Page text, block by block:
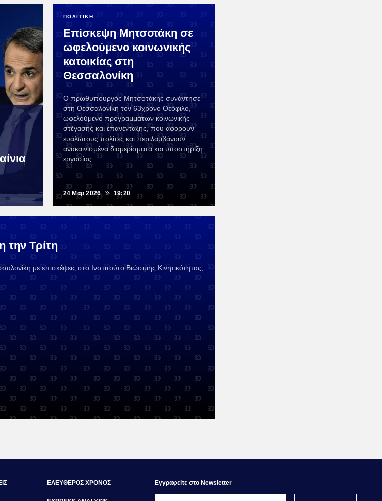
ΠΟΛΙΤΙΚΗ
Επίσκεψη Μητσοτάκη σε
ωφελούμενο κοινωνικής
κατοικίας στη
Θεσσαλονίκη
Ο πρωθυπουργός Μητσοτάκης συνάντησε
στη Θεσσαλονίκη τον 63χρονο Θεόφιλο,
ωφελούμενο προγραμμάτων κοινωνικής
στέγασης και επανένταξης, που αφορούν
ευάλωτους πολίτες και περιλαμβάνουν
ανακαινισμένα διαμερίσματα και υποστήριξη
εργασίας.
24 Μαρ 2026 19:20
την Τρίτη
με επισκέψεις στο Ινστιτούτο Βιώσιμης Κινητικότητας,
ΕΛΕΥΘΕΡΟΣ ΧΡΟΝΟΣ Εγγραφεiτε στο Newsletter